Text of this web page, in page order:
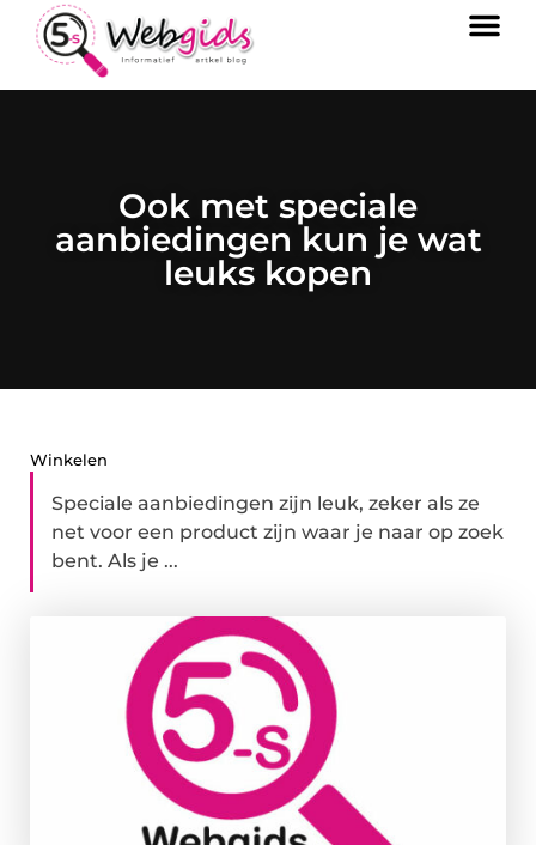
Ook met speciale
aanbiedingen kun je wat
leuks kopen
Winkelen
Speciale aanbiedingen zijn leuk, zeker als ze
net voor een product zijn waar je naar op zoek
bent. Als je ...